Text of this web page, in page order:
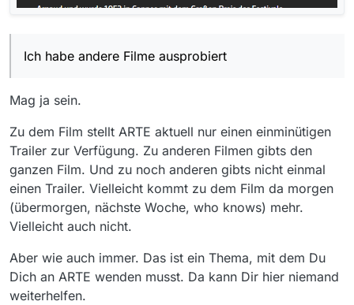
Ich habe andere Filme ausprobiert
Mag ja sein.
Zu dem Film stellt ARTE aktuell nur einen einminütigen
Trailer zur Verfügung. Zu anderen Filmen gibts den
ganzen Film. Und zu noch anderen gibts nicht einmal
einen Trailer. Vielleicht kommt zu dem Film da morgen
(übermorgen, nächste Woche, who knows) mehr.
Vielleicht auch nicht.
Aber wie auch immer. Das ist ein Thema, mit dem Du
Dich an ARTE wenden musst. Da kann Dir hier niemand
weiterhelfen.